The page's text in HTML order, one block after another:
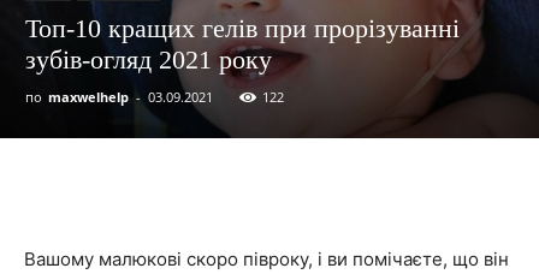
Топ-10 кращих гелів при прорізуванні
зубів-огляд 2021 року
по maxwelhelp - 03.09.2021 122
Вашому малюкові скоро півроку, і ви помічаєте, що він